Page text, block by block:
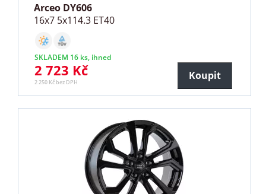
Arceo DY606
16x7 5x114.3 ET40
SKLADEM 16 ks, ihned
2 723 Kč
2 250 Kč bez DPH
Koupit